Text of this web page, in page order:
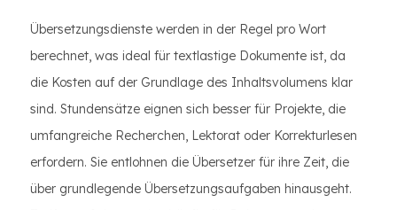
Übersetzungsdienste werden in der Regel pro Wort
berechnet, was ideal für textlastige Dokumente ist, da
die Kosten auf der Grundlage des Inhaltsvolumens klar
sind. Stundensätze eignen sich besser für Projekte, die
umfangreiche Recherchen, Lektorat oder Korrekturlesen
erfordern. Sie entlohnen die Übersetzer für ihre Zeit, die
über grundlegende Übersetzungsaufgaben hinausgeht.